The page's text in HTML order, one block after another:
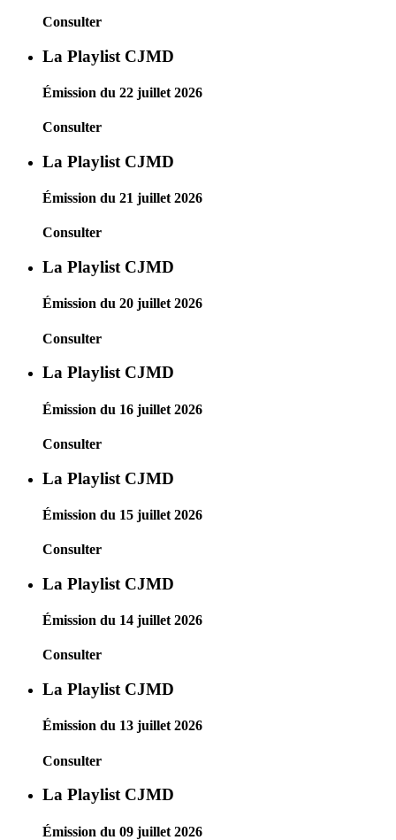
Consulter
La Playlist CJMD
Émission du 22 juillet 2026
Consulter
La Playlist CJMD
Émission du 21 juillet 2026
Consulter
La Playlist CJMD
Émission du 20 juillet 2026
Consulter
La Playlist CJMD
Émission du 16 juillet 2026
Consulter
La Playlist CJMD
Émission du 15 juillet 2026
Consulter
La Playlist CJMD
Émission du 14 juillet 2026
Consulter
La Playlist CJMD
Émission du 13 juillet 2026
Consulter
La Playlist CJMD
Émission du 09 juillet 2026